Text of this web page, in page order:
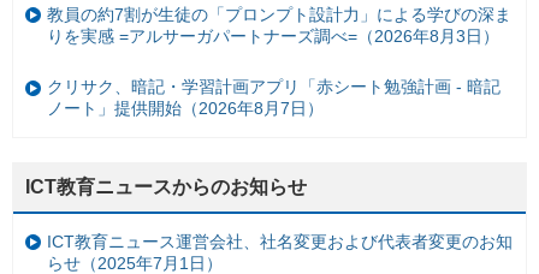
教員の約7割が生徒の「プロンプト設計力」による学びの深ま
りを実感 =アルサーガパートナーズ調べ=（2026年8月3日）
クリサク、暗記・学習計画アプリ「赤シート勉強計画 - 暗記
ノート」提供開始（2026年8月7日）
ICT教育ニュースからのお知らせ
ICT教育ニュース運営会社、社名変更および代表者変更のお知
らせ（2025年7月1日）